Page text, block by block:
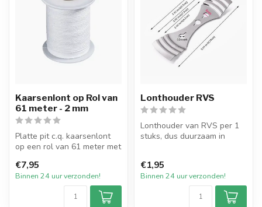
Kaarsenlont op Rol van
61 meter - 2 mm
Platte pit c.q. kaarsenlont
op een rol van 61 meter met
€7,95
Binnen 24 uur verzonden!
Lonthouder RVS
Lonthouder van RVS per 1
stuks, dus duurzaam in
€1,95
Binnen 24 uur verzonden!